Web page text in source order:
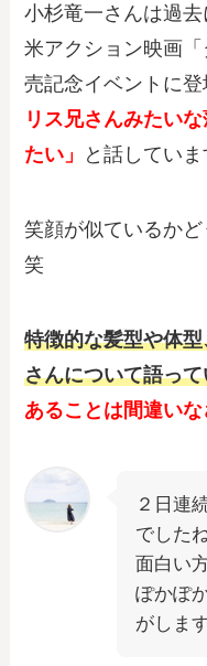
小杉竜一さんは過
米アクション映画
売記念イベントに登
リス兄さんみたい
たい」
と話していま
笑顔が似ているかど
笑
特徴的な髪型や体
さんについて語って
あることは間違いな
２日連
でした
面白い
ぽかぽ
がしま